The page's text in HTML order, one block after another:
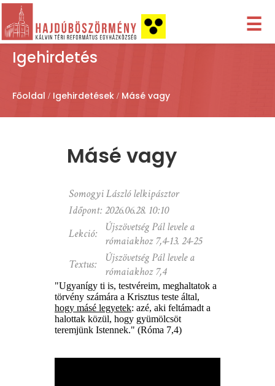
☰
Igehirdetés
Főoldal Igehirdetések Másé vagy
Másé vagy
Somogyi László lelkipásztor
Időpont: 2026.06.28. 10:10
Lekció:
Újszövetség Pál levele a
rómaiakhoz 7,4-13. 24-25
Textus:
Újszövetség Pál levele a
rómaiakhoz 7,4
"Ugyanígy ti is, testvéreim, meghaltatok a
törvény számára a Krisztus teste által,
hogy másé legyetek: azé, aki feltámadt a
halottak közül, hogy gyümölcsöt
teremjünk Istennek." (Róma 7,4)